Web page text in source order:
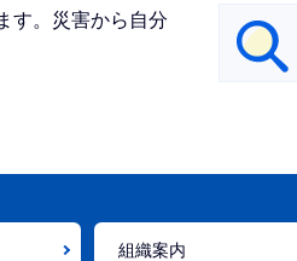
す。災害から自分
ビ
組織案内